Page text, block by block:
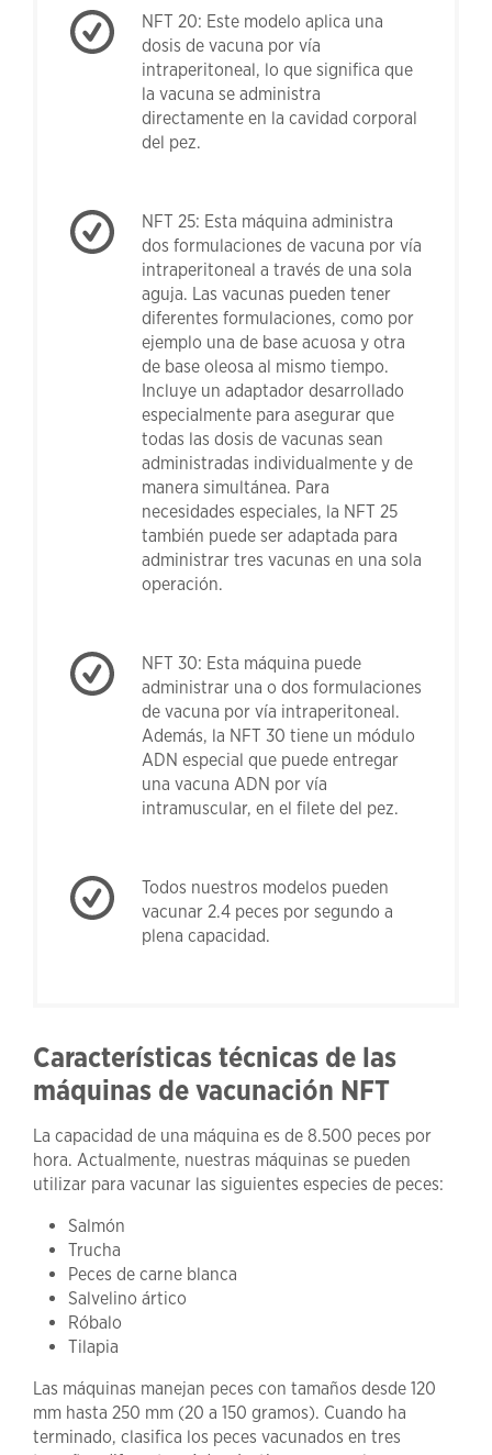
NFT 20: Este modelo aplica una
dosis de vacuna por vía
intraperitoneal, lo que significa que
la vacuna se administra
directamente en la cavidad corporal
del pez.
NFT 25: Esta máquina administra
dos formulaciones de vacuna por vía
intraperitoneal a través de una sola
aguja. Las vacunas pueden tener
diferentes formulaciones, como por
ejemplo una de base acuosa y otra
de base oleosa al mismo tiempo.
Incluye un adaptador desarrollado
especialmente para asegurar que
todas las dosis de vacunas sean
administradas individualmente y de
manera simultánea. Para
necesidades especiales, la NFT 25
también puede ser adaptada para
administrar tres vacunas en una sola
operación.
NFT 30: Esta máquina puede
administrar una o dos formulaciones
de vacuna por vía intraperitoneal.
Además, la NFT 30 tiene un módulo
ADN especial que puede entregar
una vacuna ADN por vía
intramuscular, en el filete del pez.
Todos nuestros modelos pueden
vacunar 2.4 peces por segundo a
plena capacidad.
Características técnicas de las
máquinas de vacunación NFT
La capacidad de una máquina es de 8.500 peces por
hora. Actualmente, nuestras máquinas se pueden
utilizar para vacunar las siguientes especies de peces:
Salmón
Trucha
Peces de carne blanca
Salvelino ártico
Róbalo
Tilapia
Las máquinas manejan peces con tamaños desde 120
mm hasta 250 mm (20 a 150 gramos). Cuando ha
terminado, clasifica los peces vacunados en tres